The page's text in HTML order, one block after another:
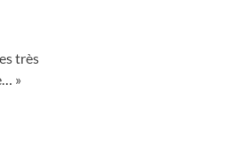
très
»